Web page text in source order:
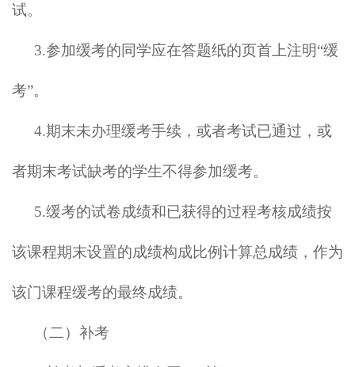
试。
3.参加缓考的同学应在答题纸的页首上注明“缓
考”。
4.期末未办理缓考手续，或者考试已通过，或
者期末考试缺考的学生不得参加缓考。
5.缓考的试卷成绩和已获得的过程考核成绩按
该课程期末设置的成绩构成比例计算总成绩，作为
该门课程缓考的最终成绩。
（二）补考